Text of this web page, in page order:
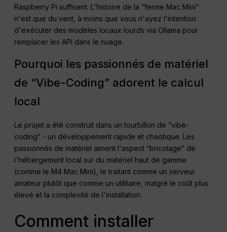
Raspberry Pi suffisent. L'histoire de la “ferme Mac Mini”
n'est que du vent, à moins que vous n'ayez l'intention
d'exécuter des modèles locaux lourds via Ollama pour
remplacer les API dans le nuage.
Pourquoi les passionnés de matériel
de “Vibe-Coding” adorent le calcul
local
Le projet a été construit dans un tourbillon de “vibe-
coding” - un développement rapide et chaotique. Les
passionnés de matériel aiment l'aspect “bricolage” de
l'hébergement local sur du matériel haut de gamme
(comme le M4 Mac Mini), le traitant comme un serveur
amateur plutôt que comme un utilitaire, malgré le coût plus
élevé et la complexité de l'installation.
Comment installer